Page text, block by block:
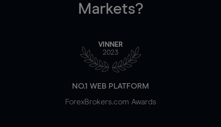
Markets?
VINNER
2023
NO.1 WEB PLATFORM
ForexBrokers.com Awards